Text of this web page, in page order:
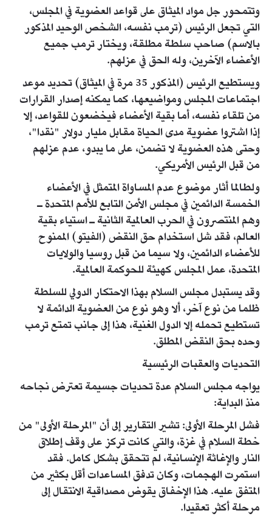
وتتمحور جل مواد الميثاق على قواعد العضوية في المجلس،
التي تجعل الرئيس (ترمب نفسه، الشخص الوحيد المذكور
بالاسم) صاحب سلطة مطلقة، ويختار ترمب جميع
الأعضاء الآخرين، وله الحق في عزلهم.
ويستطيع الرئيس (المذكور 35 مرة في الميثاق) تحديد موعد
اجتماعات المجلس ومواضيعها، كما يمكنه إصدار القرارات
من تلقاء نفسه، أما بقية الأعضاء فيخضعون للقواعد، إلا
إذا اشتروا عضوية مدى الحياة مقابل مليار دولار "نقدا"،
وحتى هذه العضوية لا تضمن، على ما يبدو، عدم عزلهم
من قبل الرئيس الأمريكي.
ولطالما أثار موضوع عدم المساواة المتمثل في الأعضاء
الخمسة الدائمين في مجلس الأمن التابع للأمم المتحدة ـ
وهم المنتصرون في الحرب العالمية الثانية ـ استياء بقية
العالم، فقد شل استخدام حق النقض (الفيتو) الممنوح
للأعضاء الدائمين، ولا سيما من قبل روسيا والولايات
المتحدة، عمل المجلس كهيئة للحوكمة العالمية.
وقد يستبدل مجلس السلام بهذا الاحتكار الدولي للسلطة
ظلما من نوع آخر، ألا وهو نوع من العضوية الدائمة لا
تستطيع تحمله إلا الدول الغنية، هذا إلى جانب تمتع ترمب
وحده بحق النقض المطلق.
التحديات والعقبات الرئيسية
يواجه مجلس السلام عدة تحديات جسيمة تعترض نجاحه
منذ البداية:
فشل المرحلة الأولى: تشير التقارير إلى أن "المرحلة الأولى" من
خطة السلام في غزة، والتي كانت تركز على وقف إطلاق
النار والإغاثة الإنسانية، لم تتحقق بشكل كامل. فقد
استمرت الهجمات، وكان تدفق المساعدات أقل بكثير من
المتفق عليه. هذا الإخفاق يقوض مصداقية الانتقال إلى
مرحلة أكثر تعقيدا.